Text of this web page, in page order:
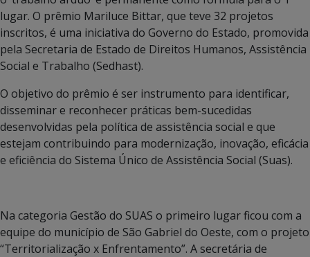
lugar. O prêmio Mariluce Bittar, que teve 32 projetos
inscritos, é uma iniciativa do Governo do Estado, promovida
pela Secretaria de Estado de Direitos Humanos, Assistência
Social e Trabalho (Sedhast).
O objetivo do prêmio é ser instrumento para identificar,
disseminar e reconhecer práticas bem-sucedidas
desenvolvidas pela política de assistência social e que
estejam contribuindo para modernização, inovação, eficácia
e eficiência do Sistema Único de Assistência Social (Suas).
Na categoria Gestão do SUAS o primeiro lugar ficou com a
equipe do município de São Gabriel do Oeste, com o projeto
“Territorialização x Enfrentamento”. A secretária de